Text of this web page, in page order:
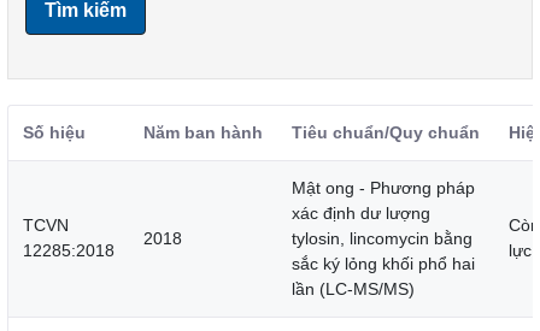
Tìm kiếm
Số hiệu Năm ban hành Tiêu chuẩn/Quy chuẩn
TCVN
12285:2018
2018
Mật ong - Phương pháp
xác định dư lượng
tylosin, lincomycin bằng
sắc ký lỏng khối phổ hai
lần (LC-MS/MS)
lực